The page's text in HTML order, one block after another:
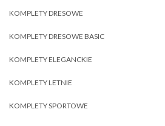
KOMPLETY DRESOWE
KOMPLETY DRESOWE BASIC
KOMPLETY ELEGANCKIE
KOMPLETY LETNIE
KOMPLETY SPORTOWE